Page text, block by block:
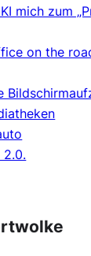
mich zum
on the
2.0.